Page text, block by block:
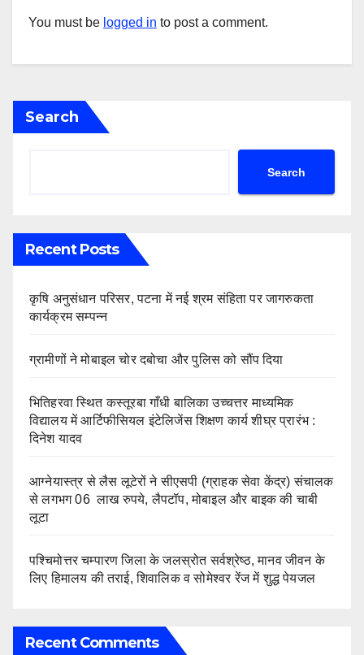
You must be logged in to post a comment.
Search
Search
Recent Posts
कृषि अनुसंधान परिसर, पटना में नई श्रम संहिता पर जागरुकता
कार्यक्रम सम्पन्न
ग्रामीणों ने मोबाइल चोर दबोचा और पुलिस को सौंप दिया
भितिहरवा स्थित कस्तूरबा गाँधी बालिका उच्चत्तर माध्यमिक
विद्यालय में आर्टिफीसियल इंटेलिजेंस शिक्षण कार्य शीघ्र प्रारंभ :
दिनेश यादव
आग्नेयास्त्र से लैस लूटेरों ने सीएसपी (ग्राहक सेवा केंद्र) संचालक
से लगभग 06 लाख रुपये, लैपटॉप, मोबाइल और बाइक की चाबी
लूटा
पश्चिमोत्तर चम्पारण जिला के जलस्रोत सर्वश्रेष्ठ, मानव जीवन के
लिए हिमालय की तराई, शिवालिक व सोमेश्वर रेंज में शुद्ध पेयजल
Recent Comments